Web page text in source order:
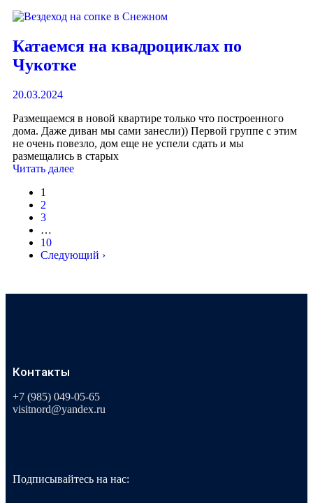
Катаемся на квадроциклах по
Чукотке
20.03.2024
Размещаемся в новой квартире только что построенного
дома. Даже диван мы сами занесли)) Первой группе с этим
не очень повезло, дом еще не успели сдать и мы
размещались в старых
Читать далее
1
2
3
…
10
Следующий ›
Контакты
+7 (985) 049-05-65
visitnord@yandex.ru
Подписывайтесь на нас: